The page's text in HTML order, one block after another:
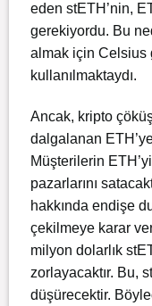
eden stETH’nin,
gerekiyordu. Bu
almak için Celsius
kullanılmaktaydı.
Ancak, kripto
dalgalanan
Müşterilerin
pazarlarını
hakkında endişe
çekilmeye karar
milyon dolarlık
zorlayacaktır. Bu,
düşürecektir.